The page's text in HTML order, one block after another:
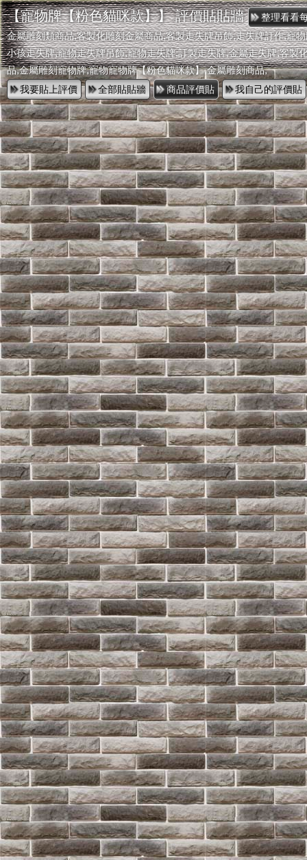
【寵物牌【粉色貓咪款】】 評價貼貼牆
金屬雕刻類商品,客製化雕刻金屬商品,客製走失牌吊飾,走失牌訂作,寵
小孩走失牌,寵物走失牌吊飾,寵物走失牌,訂製走失牌,金屬走失牌,客製
品,金屬雕刻寵物牌,寵物寵物牌【粉色貓咪款】,金屬雕刻商品,